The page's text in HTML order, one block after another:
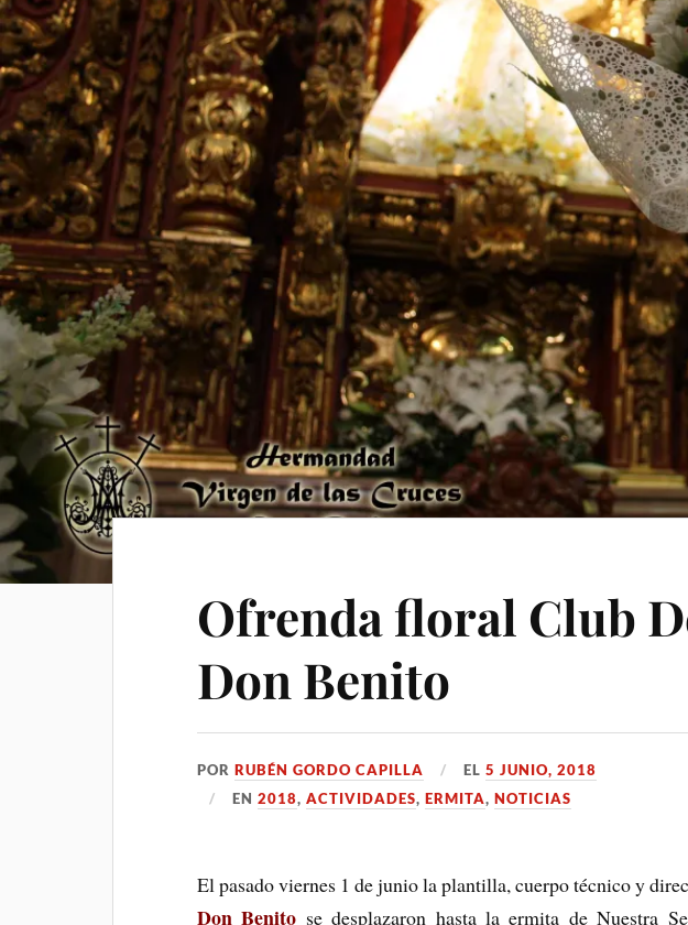
Ofrenda floral Club
Don Benito
PORRUBÉN GORDO CAPILLA EL5 JUNIO, 2018
EN2018,ACTIVIDADES,ERMITA,NOTICIAS
El pasado viernes 1 de junio la plantilla, cuerpo técnico y
Don Benito se desplazaron hasta la ermita de Nuestra